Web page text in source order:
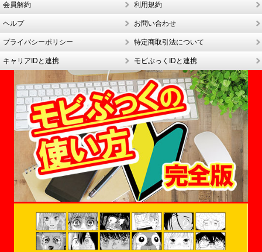
会員解約 利用規約
ヘルプ お問い合わせ
プライバシーポリシー 特定商取引法について
キャリアIDと連携 モビぶっくIDと連携